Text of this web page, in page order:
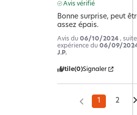
Avis vérifié
Bonne surprise, peut
assez épais.
Avis du 06/10/2024 ,
expérience du 06/09/
J.P.
Utile(0)Signaler
1 2